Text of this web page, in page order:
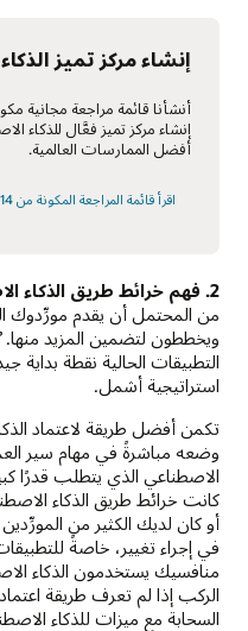
إنشاء مركز تميز
إنشاء مركز تميز فعَّال للذكاء
أفضل الممارسات العالمية.
اقرأ قائمة المراجعة المكونة من 14 خطوة (PDF)
2. فهم خرائط طريق الذكاء الاصطناعي للمورِّدين
من المحتمل أن يقدم مورِّدوك
ويخططون لتضمين المزيد منها.
التطبيقات الحالية نقطة بداية
استراتيجية أشمل.
تكمن أفضل طريقة لاعتماد
وضعه مباشرةً في مهام سير
الاصطناعي الذي يتطلب قدرًا
كانت خرائط طريق الذكاء
أو كان لديك الكثير من
في إجراء تغيير، خاصةً
منافسيك يستخدمون الذكاء
الركب إذا لم تعرف طريقة
السحابة مع ميزات للذكاء